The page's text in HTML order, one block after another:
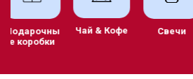
Подарочны
е коробки
Чай & Кофе Свечи